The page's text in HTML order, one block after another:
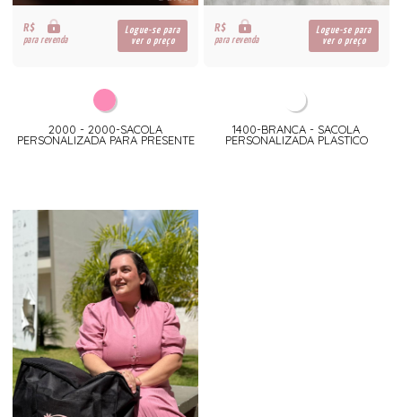
R$
para revenda
Logue-se para
ver o preço
2000 - 2000-SACOLA
PERSONALIZADA PARA PRESENTE
R$
para revenda
Logue-se para
ver o preço
1400-BRANCA - SACOLA
PERSONALIZADA PLASTICO